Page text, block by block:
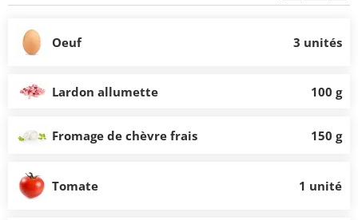
Oeuf 3 unités
Lardon allumette 100 g
Fromage de chèvre frais 150 g
Tomate 1 unité